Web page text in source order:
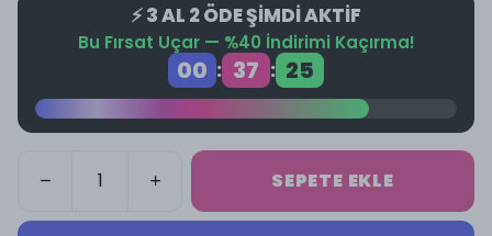
⚡ 3 AL 2 ÖDE ŞİMDİ AKTİF
Bu Fırsat Uçar — %40 İndirimi Kaçırma!
00 : 37 : 25
SEPETE EKLE